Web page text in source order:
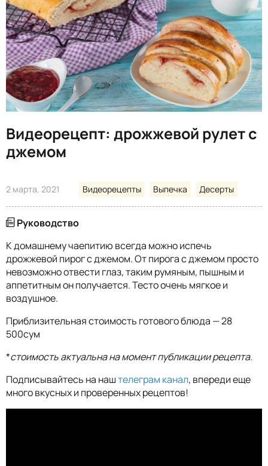
Видеорецепт: дрожжевой рулет с
джемом
2 марта, 2021 Видеорецепты Выпечка Десерты
Руководство
К домашнему чаепитию всегда можно испечь
дрожжевой пирог с джемом. От пирога с джемом просто
невозможно отвести глаз, таким румяным, пышным и
аппетитным он получается. Тесто очень мягкое и
воздушное.
Приблизительная стоимость готового блюда — 28
500сум
*стоимость актуальна на момент публикации рецепта.
Подписывайтесь на наштелеграм канал, впереди еще
много вкусных и проверенных рецептов!